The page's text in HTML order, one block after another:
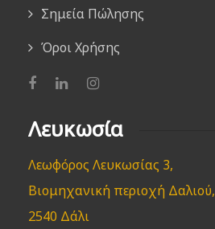
Σημεία Πώλησης
Όροι Χρήσης
Λευκωσία
Λεωφόρος Λευκωσίας 3,
Βιομηχανική περιοχή Δαλιού,
2540 Δάλι